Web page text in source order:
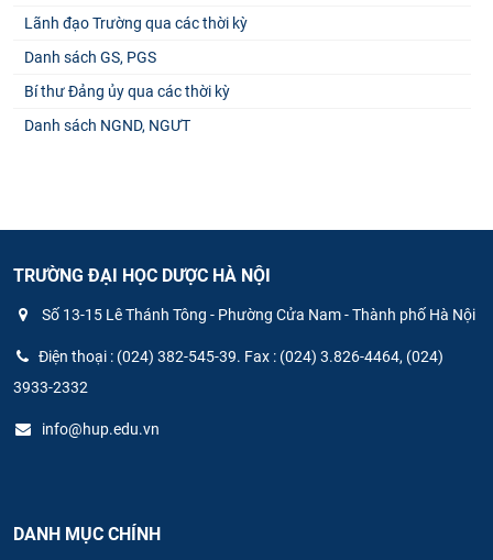
Lãnh đạo Trường qua các thời kỳ
Danh sách GS, PGS
Bí thư Đảng ủy qua các thời kỳ
Danh sách NGND, NGƯT
TRƯỜNG ĐẠI HỌC DƯỢC HÀ NỘI
Số 13-15 Lê Thánh Tông - Phường Cửa Nam - Thành phố Hà Nội
Điện thoại : (024) 382-545-39. Fax : (024) 3.826-4464, (024)
3933-2332
info@hup.edu.vn
DANH MỤC CHÍNH